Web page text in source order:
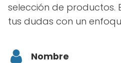
selección de productos.
tus dudas con un
Nombre